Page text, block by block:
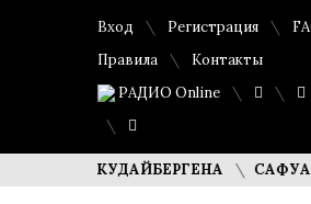
Вход Регистрация
Правила
Контакты
РАДИО Online
КУДАЙБЕРГЕНА САФУАН